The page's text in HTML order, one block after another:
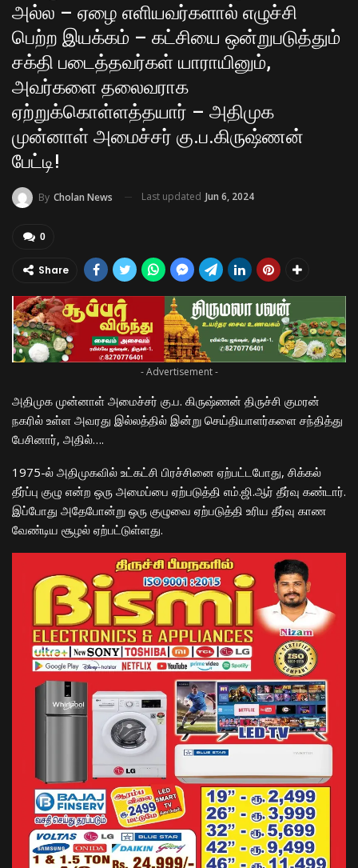
அல்ல – ஏழை எளியவர்களால் எழுச்சி
பெற்ற இயக்கம் – கட்சியை ஒன்றுபடுத்தும்
சக்தி படைத்தவர்கள் யாராயினும்,
அவர்களை தலைவராக
ஏற்றுக்கொள்ளத்தயார் – அதிமுக
முன்னாள் அமைச்சர் கு.ப.கிருஷ்ணன்
பேட்டி!
By Cholan News Last updated Jun 6, 2024
0
Share
- Advertisement -
அதிமுக முன்னாள் அமைச்சர் கு.ப. கிருஷ்ணன் திருச்சி குமரன்
நகரில் உள்ள அவரது இல்லத்தில் இன்று செய்தியாளர்களை சந்தித்து
பேசினார், அதில்….
1975-ல் அதிமுகவில் உட்கட்சி பிரச்சினை ஏற்பட்டபோது, சிக்கல்
தீர்ப்பு குழு என்ற ஒரு அமைப்பை ஏற்படுத்தி எம்.ஜி.ஆர் தீர்வு கண்டார்.
இப்போது அதேபோன்று ஒரு குழுவை ஏற்படுத்தி உரிய தீர்வு காண
வேண்டிய சூழல் ஏற்பட்டுள்ளது.